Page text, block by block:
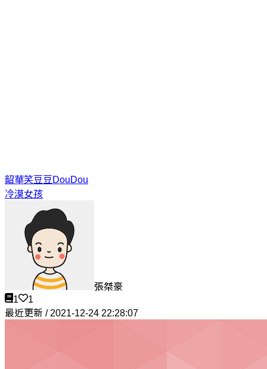
韶華笑豆豆DouDou
冷漠女孩
張桀豪
1
1
最近更新 / 2021-12-24 22:28:07